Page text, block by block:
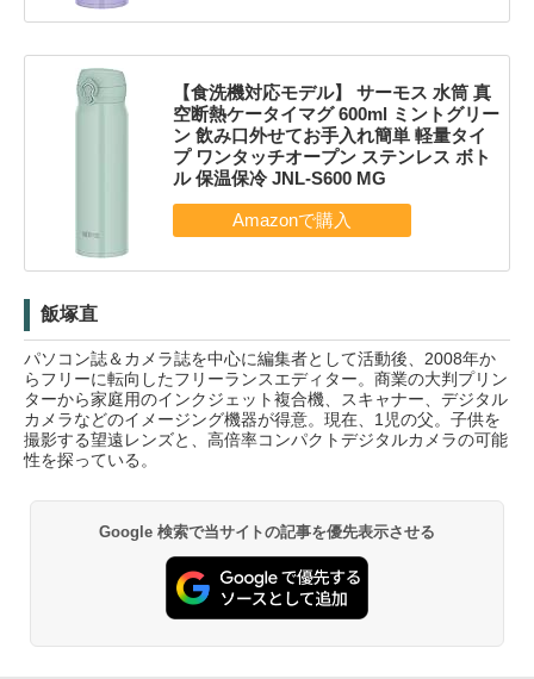
【食洗機対応モデル】 サーモス 水筒 真
空断熱ケータイマグ 600ml ミントグリー
ン 飲み口外せてお手入れ簡単 軽量タイ
プ ワンタッチオープン ステンレス ボト
ル 保温保冷 JNL-S600 MG
飯塚直
パソコン誌＆カメラ誌を中心に編集者として活動後、2008年か
らフリーに転向したフリーランスエディター。商業の大判プリン
ターから家庭用のインクジェット複合機、スキャナー、デジタル
カメラなどのイメージング機器が得意。現在、1児の父。子供を
撮影する望遠レンズと、高倍率コンパクトデジタルカメラの可能
性を探っている。
Google 検索で当サイトの記事を優先表示させる